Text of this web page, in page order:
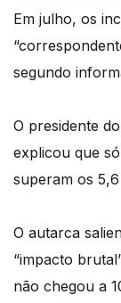
Em julho, os
segundo
O presidente
explicou que
superam os
O autarca
“impacto
não chegou a